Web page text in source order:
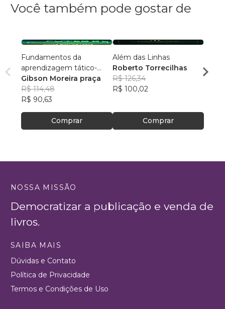
Você também pode gostar de
Fundamentos da
aprendizagem tático-
técnica individual no
futebol
Gibson Moreira praça
R$ 114,48
R$ 90,63
Comprar
Além das Linhas
Roberto Torrecilhas
R$ 126,34
R$ 100,02
Comprar
R$
NOSSA MISSÃO
Democratizar a publicação e venda de
livros.
SAIBA MAIS
Dúvidas e Contato
Política de Privacidade
Termos e Condições de Uso